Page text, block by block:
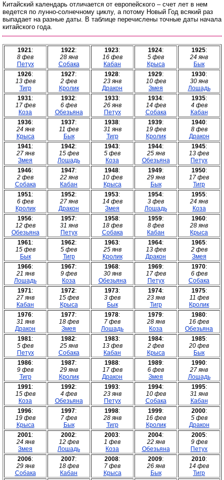
Китайский календарь отличается от европейского – счет лет в нем
ведется по лунно-солнечному циклу, а потому Новый Год всякий раз
выпадает на разные даты. В таблице перечислены точные даты начала
китайского года.
1921:
8 фев
Петух
1922:
28 янв
Собака
1923:
16 фев
Кабан
1924:
5 фев
Крыса
1925:
24 янв
Бык
1926:
13 фев
Тигр
1927:
2 фев
Кролик
1928:
23 янв
Дракон
1929:
10 фев
Змея
1930:
30 янв
Лошадь
1931:
17 фев
Коза
1932:
6 фев
Обезьяна
1933:
26 янв
Петух
1934:
14 фев
Собака
1935:
4 фев
Кабан
1936:
24 янв
Крыса
1937:
11 фев
Бык
1938:
31 янв
Тигр
1939:
19 фев
Кролик
1940:
8 фев
Дракон
1941:
27 янв
Змея
1942:
15 фев
Лошадь
1943:
5 фев
Коза
1944:
25 янв
Обезьяна
1945:
13 фев
Петух
1946:
2 фев
Собака
1947:
22 янв
Кабан
1948:
10 фев
Крыса
1949:
29 янв
Бык
1950:
17 фев
Тигр
1951:
6 фев
Кролик
1952:
27 янв
Дракон
1953:
14 фев
Змея
1954:
3 фев
Лошадь
1955:
24 янв
Коза
1956:
12 фев
Обезьяна
1957:
31 янв
Петух
1958:
18 фев
Собака
1959:
8 фев
Кабан
1960:
28 янв
Крыса
1961:
15 фев
Бык
1962:
5 фев
Тигр
1963:
25 янв
Кролик
1964:
13 фев
Дракон
1965:
2 фев
Змея
1966:
21 янв
Лошадь
1967:
9 фев
Коза
1968:
30 янв
Обезьяна
1969:
17 фев
Петух
1970:
6 фев
Собака
1971:
27 янв
Кабан
1972:
15 фев
Крыса
1973:
3 фев
Бык
1974:
23 янв
Тигр
1975:
11 фев
Кролик
1976:
31 янв
Дракон
1977:
18 фев
Змея
1978:
7 фев
Лошадь
1979:
28 янв
Коза
1980:
16 фев
Обезьяна
1981:
5 фев
Петух
1982:
25 янв
Собака
1983:
13 фев
Кабан
1984:
2 фев
Крыса
1985:
20 фев
Бык
1986:
9 фев
Тигр
1987:
29 янв
Кролик
1988:
17 фев
Дракон
1989:
6 фев
Змея
1990:
27 янв
Лошадь
1991:
15 фев
Коза
1992:
4 фев
Обезьяна
1993:
23 янв
Петух
1994:
10 фев
Собака
1995:
31 янв
Кабан
1996:
19 фев
Крыса
1997:
7 фев
Бык
1998:
28 янв
Тигр
1999:
16 фев
Кролик
2000:
5 фев
Дракон
2001:
24 янв
Змея
2002:
12 фев
Лошадь
2003:
1 фев
Коза
2004:
22 янв
Обезьяна
2005:
9 фев
Петух
2006:
29 янв
Собака
2007:
18 фев
Кабан
2008:
7 фев
Крыса
2009:
26 янв
Бык
2010:
14 фев
Тигр